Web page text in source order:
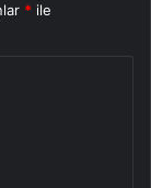
* ile